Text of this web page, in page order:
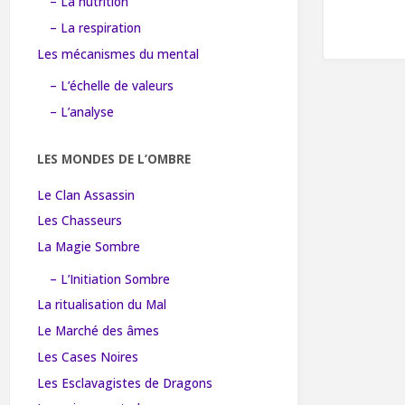
– La respiration
Les mécanismes du mental
– L’échelle de valeurs
– L’analyse
LES MONDES DE L’OMBRE
Le Clan Assassin
Les Chasseurs
La Magie Sombre
– L’Initiation Sombre
La ritualisation du Mal
Le Marché des âmes
Les Cases Noires
Les Esclavagistes de Dragons